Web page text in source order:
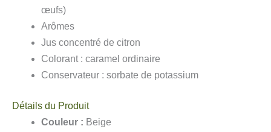
œufs)
Arômes
Jus concentré de citron
Colorant : caramel ordinaire
Conservateur : sorbate de potassium
Détails du Produit
Couleur : Beige